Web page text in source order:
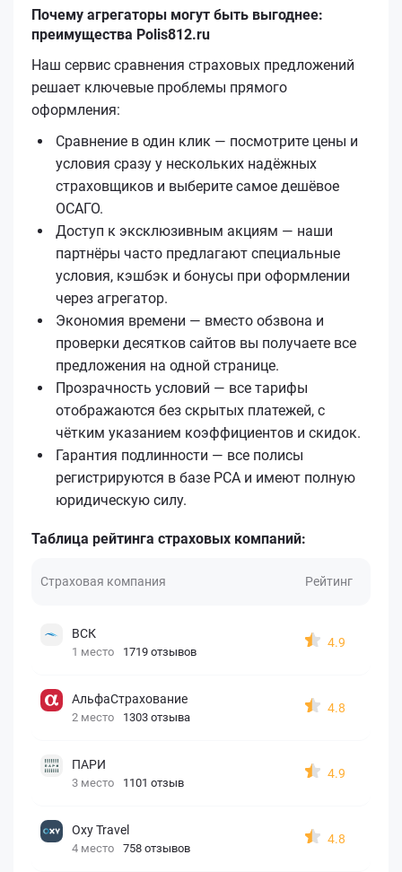
Почему агрегаторы могут быть выгоднее:
преимущества Polis812.ru
Наш сервис сравнения страховых предложений
решает ключевые проблемы прямого
оформления:
Сравнение в один клик — посмотрите цены и
условия сразу у нескольких надёжных
страховщиков и выберите самое дешёвое
ОСАГО.
Доступ к эксклюзивным акциям — наши
партнёры часто предлагают специальные
условия, кэшбэк и бонусы при оформлении
через агрегатор.
Экономия времени — вместо обзвона и
проверки десятков сайтов вы получаете все
предложения на одной странице.
Прозрачность условий — все тарифы
отображаются без скрытых платежей, с
чётким указанием коэффициентов и скидок.
Гарантия подлинности — все полисы
регистрируются в базе РСА и имеют полную
юридическую силу.
Таблица рейтинга страховых компаний:
Страховая компания Рейтинг
ВСК
1 место 1719 отзывов
4.9
АльфаСтрахование
2 место 1303 отзыва
4.8
ПАРИ
3 место 1101 отзыв
4.9
Oxy Travel
4 место 758 отзывов
4.8